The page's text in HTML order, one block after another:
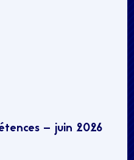
– juin 2026